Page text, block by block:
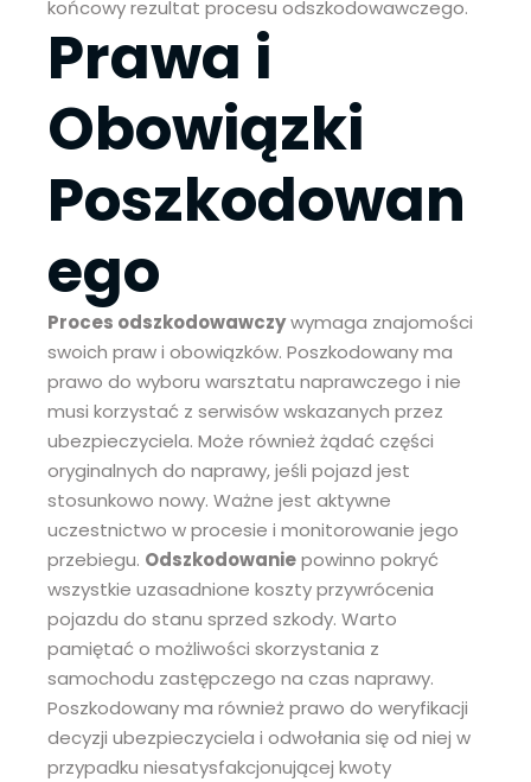
końcowy rezultat procesu odszkodowawczego.
Prawa i
Obowiązki
Poszkodowan
ego
Proces odszkodowawczywymaga znajomości
swoich praw i obowiązków. Poszkodowany ma
prawo do wyboru warsztatu naprawczego i nie
musi korzystać z serwisów wskazanych przez
ubezpieczyciela. Może również żądać części
oryginalnych do naprawy, jeśli pojazd jest
stosunkowo nowy. Ważne jest aktywne
uczestnictwo w procesie i monitorowanie jego
przebiegu. Odszkodowaniepowinno pokryć
wszystkie uzasadnione koszty przywrócenia
pojazdu do stanu sprzed szkody. Warto
pamiętać o możliwości skorzystania z
samochodu zastępczego na czas naprawy.
Poszkodowany ma również prawo do weryfikacji
decyzji ubezpieczyciela i odwołania się od niej w
przypadku niesatysfakcjonującej kwoty